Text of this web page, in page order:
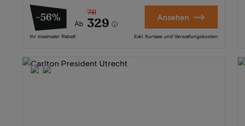
-56% Ab
741
329
Ihr maximaler Rabatt
Ansehen
Exkl. Kurtaxe und Verwaltungskosten